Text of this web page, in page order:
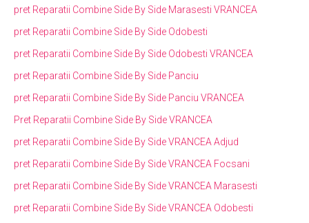
pret Reparatii Combine Side By Side Marasesti VRANCEA
pret Reparatii Combine Side By Side Odobesti
pret Reparatii Combine Side By Side Odobesti VRANCEA
pret Reparatii Combine Side By Side Panciu
pret Reparatii Combine Side By Side Panciu VRANCEA
Pret Reparatii Combine Side By Side VRANCEA
pret Reparatii Combine Side By Side VRANCEA Adjud
pret Reparatii Combine Side By Side VRANCEA Focsani
pret Reparatii Combine Side By Side VRANCEA Marasesti
pret Reparatii Combine Side By Side VRANCEA Odobesti